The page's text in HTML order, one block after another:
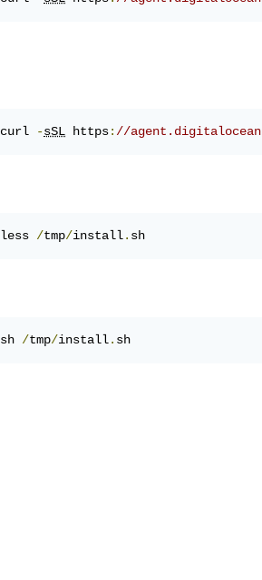
curl -sSL https: //agent .digitalocean
less /tmp/install. sh
sh /tmp/install. sh